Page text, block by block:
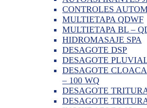
CONTROLES
MULTIETAPA QDWF
MULTIETAPA BL –
HIDROMASAJE SPA
DESAGOTE DSP
DESAGOTE
DESAGOTE
– 100 WQ
DESAGOTE
DESAGOTE